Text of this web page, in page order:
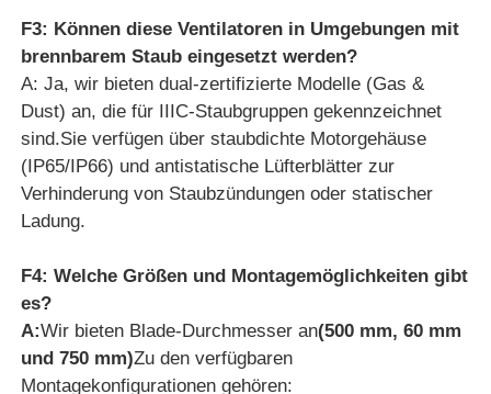
F3: Können diese Ventilatoren in Umgebungen mit
brennbarem Staub eingesetzt werden?
A: Ja, wir bieten dual-zertifizierte Modelle (Gas &
Dust) an, die für IIIC-Staubgruppen gekennzeichnet
sind.Sie verfügen über staubdichte Motorgehäuse
(IP65/IP66) und antistatische Lüfterblätter zur
Verhinderung von Staubzündungen oder statischer
Ladung.
F4: Welche Größen und Montagemöglichkeiten gibt
es?
A:Wir bieten Blade-Durchmesser an(500 mm, 60 mm
und 750 mm)Zu den verfügbaren
Montagekonfigurationen gehören: